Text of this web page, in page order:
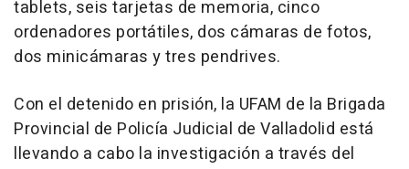
tablets, seis tarjetas de memoria, cinco
ordenadores portátiles, dos cámaras de fotos,
dos minicámaras y tres pendrives.
Con el detenido en prisión, la UFAM de la Brigada
Provincial de Policía Judicial de Valladolid está
llevando a cabo la investigación a través del